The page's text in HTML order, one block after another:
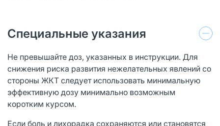
Специальные указания
Не превышайте доз, указанных в инструкции. Для
снижения риска развития нежелательных явлений со
стороны ЖКТ следует использовать минимальную
эффективную дозу минимально возможным
коротким курсом.
Если боль и лихорадка сохраняются или становятся